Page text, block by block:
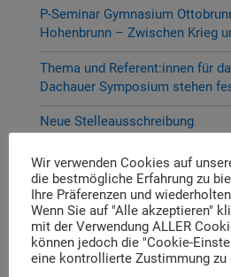
P-Seminar Gymnasium
Hohenbrunn – Zwischen Krieg
Thema und Referent:innen für
Dachauer Symposium stehen
Neue Stelleausschreibung
Digitale Neuerscheinung:
Lernplattform „Memory
Call for Applications: Dachau
Erinnern. Forschen. Vermitteln.
Wir verwenden Cookies auf
die bestmögliche Erfahrung zu
Ihre Präferenzen und
Wenn Sie auf "Alle akzeptieren"
mit der Verwendung ALLER
können jedoch die "Cookie-
eine kontrollierte Zustimmung zu